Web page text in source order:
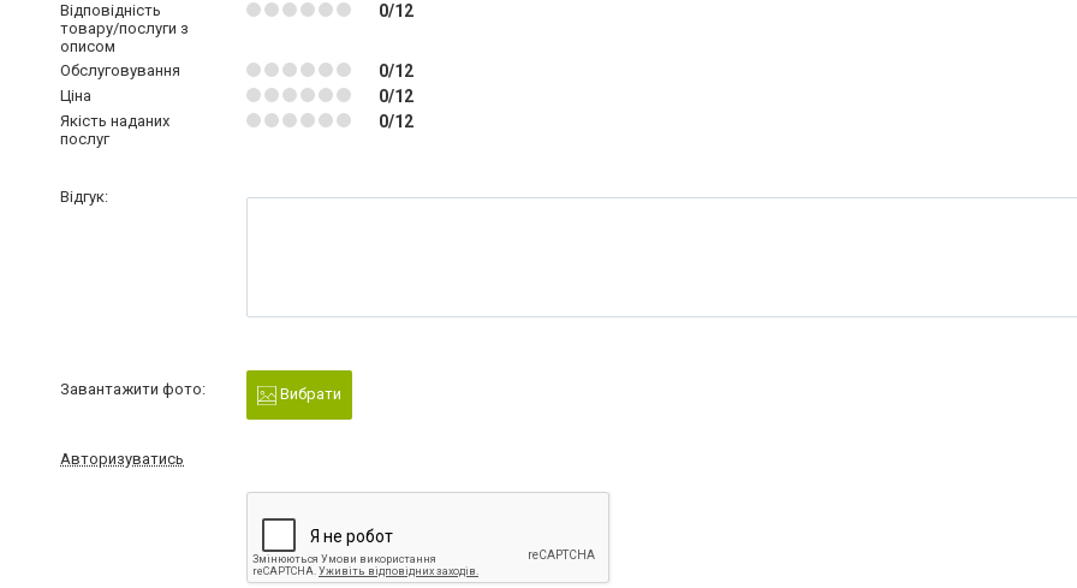
Відповідність
товару/послуги з
описом
0/12
Обслуговування 0/12
Ціна 0/12
Якість наданих
послуг
0/12
Відгук:
Завантажити фото: Вибрати
Авторизуватись